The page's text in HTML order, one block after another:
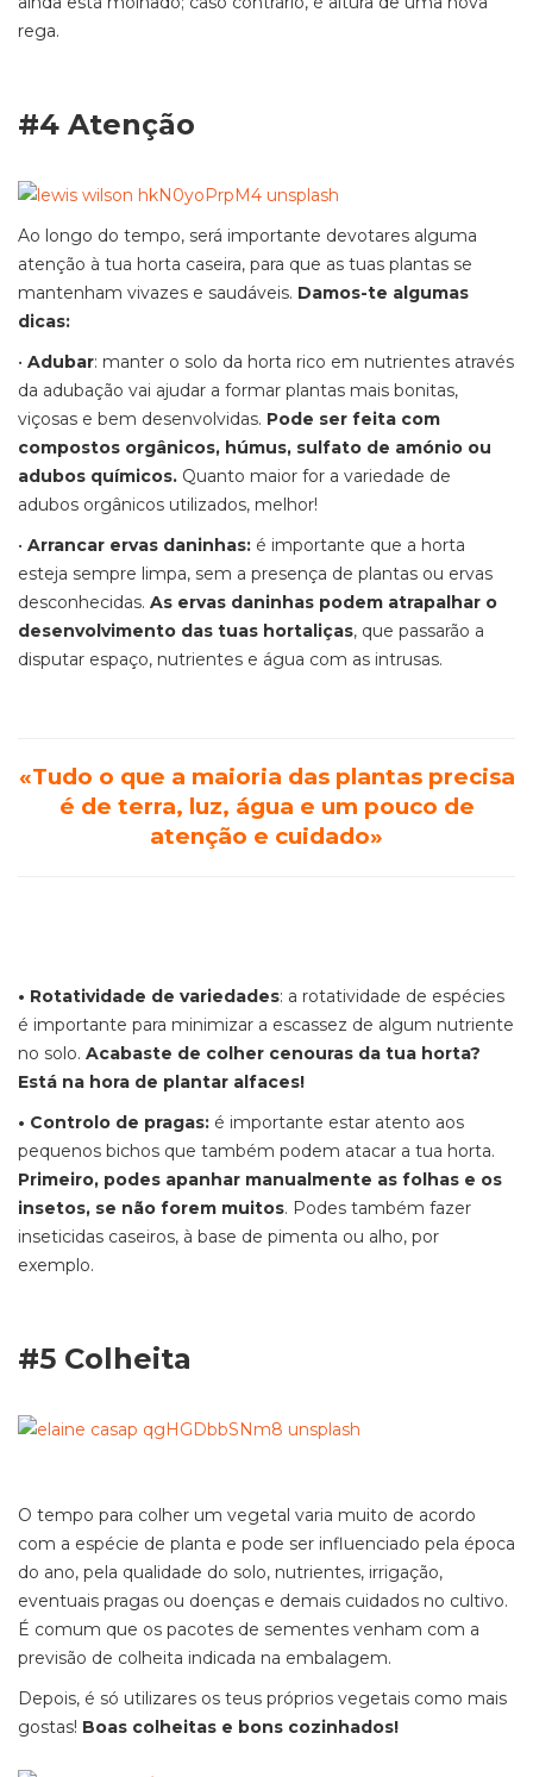
rega.
#4 Atenção
Ao longo do tempo, será importante devotares alguma
atenção à tua horta caseira, para que as tuas plantas se
mantenham vivazes e saudáveis. Damos-te algumas
dicas:
• Adubar: manter o solo da horta rico em nutrientes através
da adubação vai ajudar a formar plantas mais bonitas,
viçosas e bem desenvolvidas. Pode ser feita com
compostos orgânicos, húmus, sulfato de amónio ou
adubos químicos. Quanto maior for a variedade de
adubos orgânicos utilizados, melhor!
• Arrancar ervas daninhas: é importante que a horta
esteja sempre limpa, sem a presença de plantas ou ervas
desconhecidas. As ervas daninhas podem atrapalhar o
desenvolvimento das tuas hortaliças, que passarão a
disputar espaço, nutrientes e água com as intrusas.
«Tudo o que a maioria das plantas precisa
é de terra, luz, água e um pouco de
atenção e cuidado»
• Rotatividade de variedades: a rotatividade de espécies
é importante para minimizar a escassez de algum nutriente
no solo. Acabaste de colher cenouras da tua horta?
Está na hora de plantar alfaces!
• Controlo de pragas: é importante estar atento aos
pequenos bichos que também podem atacar a tua horta.
Primeiro, podes apanhar manualmente as folhas e os
insetos, se não forem muitos. Podes também fazer
inseticidas caseiros, à base de pimenta ou alho, por
exemplo.
#5 Colheita
O tempo para colher um vegetal varia muito de acordo
com a espécie de planta e pode ser influenciado pela época
do ano, pela qualidade do solo, nutrientes, irrigação,
eventuais pragas ou doenças e demais cuidados no cultivo.
É comum que os pacotes de sementes venham com a
previsão de colheita indicada na embalagem.
Depois, é só utilizares os teus próprios vegetais como mais
gostas! Boas colheitas e bons cozinhados!